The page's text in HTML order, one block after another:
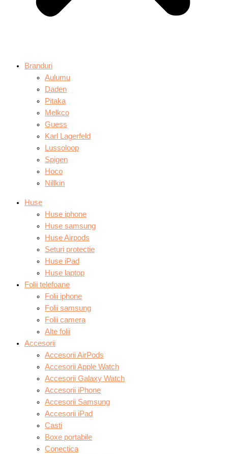
Branduri
Aulumu
Daden
Pitaka
Melkco
Guess
Karl Lagerfeld
Lussoloop
Spigen
Hoco
Nillkin
Huse
Huse iphone
Huse samsung
Huse Airpods
Seturi protectie
Huse iPad
Huse laptop
Folii telefoane
Folii iphone
Folii samsung
Folii camera
Alte folii
Accesorii
Accesorii AirPods
Accesorii Apple Watch
Accesorii Galaxy Watch
Accesorii iPhone
Accesorii Samsung
Accesorii iPad
Casti
Boxe portabile
Conectica